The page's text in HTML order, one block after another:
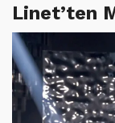
Linet’ten